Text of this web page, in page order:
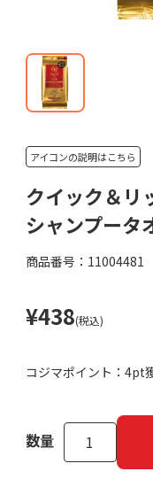
アイコンの説明はこちら
クイック＆リ
シャンプータ
商品番号：11004481
¥438(税込)
コジマポイント： 4pt
数量